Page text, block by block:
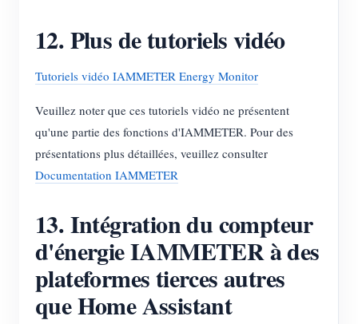
12. Plus de tutoriels vidéo
Tutoriels vidéo IAMMETER Energy Monitor
Veuillez noter que ces tutoriels vidéo ne présentent
qu'une partie des fonctions d'IAMMETER. Pour des
présentations plus détaillées, veuillez consulter
Documentation IAMMETER
13. Intégration du compteur
d'énergie IAMMETER à des
plateformes tierces autres
que Home Assistant